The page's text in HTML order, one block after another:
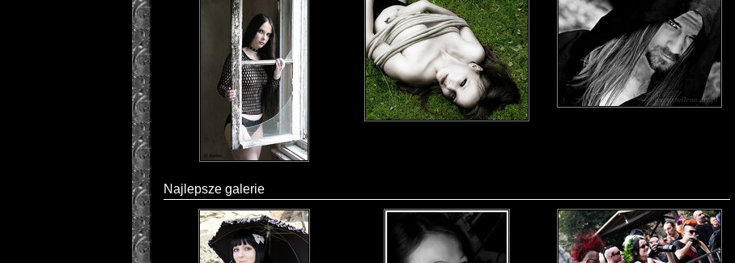
Najlepsze galerie